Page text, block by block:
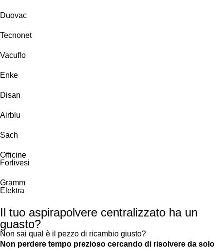
Duovac
Tecnonet
Vacuflo
Enke
Disan
Airblu
Sach
Officine
Forlivesi
Gramm
Elektra
Il tuo aspirapolvere centralizzato ha un
guasto?
Non sai qual è il pezzo di ricambio giusto?
Non perdere tempo prezioso cercando di risolvere da solo